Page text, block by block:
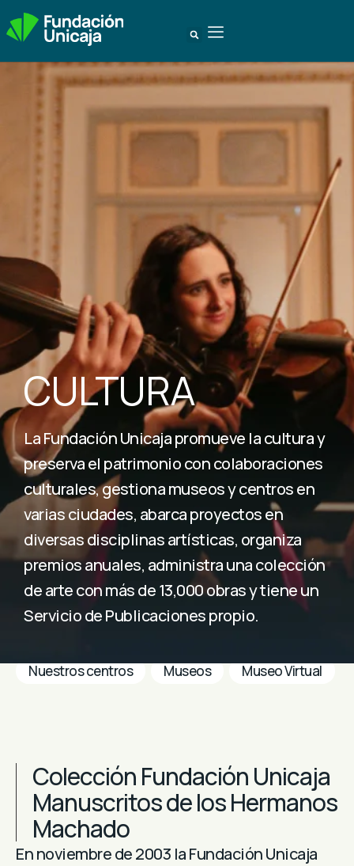
CULTURA
La Fundación Unicaja promueve la cultura y
preserva el patrimonio con colaboraciones
culturales, gestiona museos y centros en
varias ciudades, abarca proyectos en
diversas disciplinas artísticas, organiza
premios anuales, administra una colección
de arte con más de 13,000 obras y tiene un
Servicio de Publicaciones propio.
Nuestros centros Museos Museo Virtual
Colección Fundación Unicaja
Manuscritos de los Hermanos
Machado
En noviembre de 2003 la Fundación Unicaja